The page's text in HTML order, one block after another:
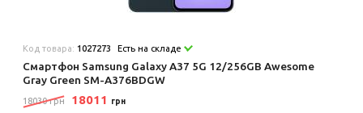
Код товара: 1027273 Есть на складе
Смартфон Samsung Galaxy A37 5G 12/256GB Awesome
Gray Green SM-A376BDGW
18030 грн 18011 грн